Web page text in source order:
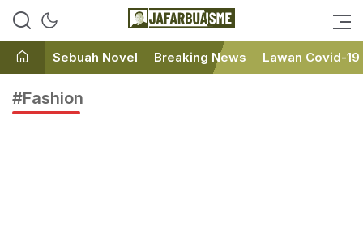
JafarBua
Ini bukan Media Online, Ini
Sebuah Novel Breaking News Lawan Covid-19
#Fashion